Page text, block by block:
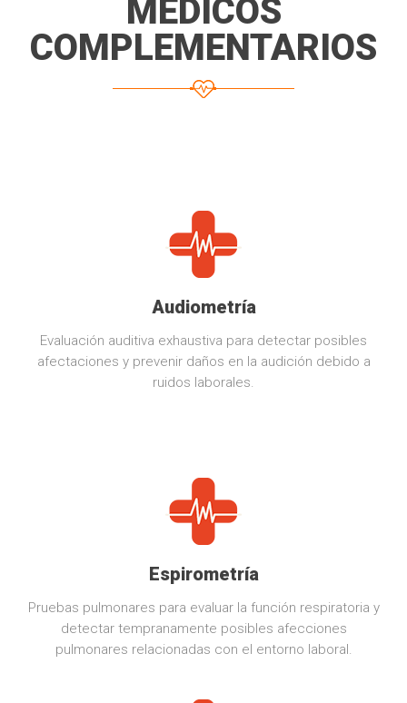
MÉDICOS
COMPLEMENTARIOS
Audiometría
Evaluación auditiva exhaustiva para detectar posibles
afectaciones y prevenir daños en la audición debido a
ruidos laborales.
Espirometría
Pruebas pulmonares para evaluar la función respiratoria y
detectar tempranamente posibles afecciones
pulmonares relacionadas con el entorno laboral.